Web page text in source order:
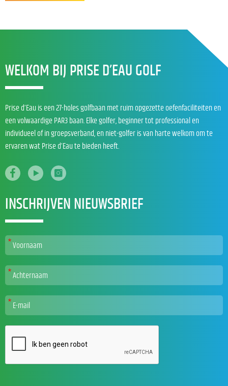
WELKOM BIJ PRISE D’EAU GOLF
Prise d’Eau is een 27-holes golfbaan met ruim opgezette oefenfaciliteiten en
een volwaardige PAR3 baan. Elke golfer, beginner tot professional en
individueel of in groepsverband, en niet-golfer is van harte welkom om te
ervaren wat Prise d’Eau te bieden heeft.
INSCHRIJVEN NIEUWSBRIEF